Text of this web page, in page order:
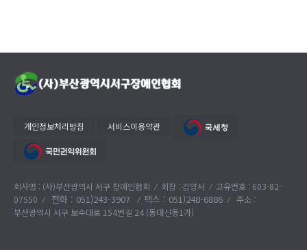
개인정보처리방침 서비스이용약관
회사명 : (사)부산광역시 서구 장애인협회 회장 : 김양서
고유번호 : 603-82-
07550
전화 : 051)243-3907 팩스 : 051)248-6886
주소 :
부산광역시 서구 보수대로 154번길 24 (동대신동1가)